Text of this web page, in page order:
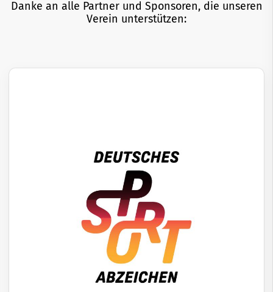
Danke an alle Partner und Sponsoren, die unseren
Verein unterstützen: